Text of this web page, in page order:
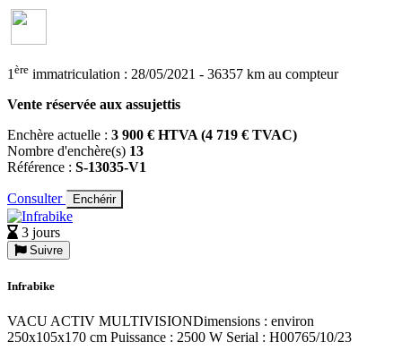
1 ère immatriculation : 28/05/2021 - 36357 km au compteur
Vente réservée aux assujettis
Enchère actuelle : 3 900 € HTVA (4 719 € TVAC)
Nombre d'enchère(s) 13
Référence : S-13035-V1
Consulter Enchérir
3 jours
Suivre
Infrabike
VACU ACTIV MULTIVISIONDimensions : environ
250x105x170 cm Puissance : 2500 W Serial : H00765/10/23